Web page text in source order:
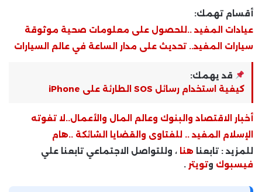
أقسام تهمك:
عيادات المفيد ..للحصول على معلومات صحية موثوقة
سيارات المفيد.. تحديث على مدار الساعة في عالم السيارات
قد يهمك:
كيفية استخدام رسائل SOS الطارئة على iPhone
أخبار الاقتصاد والبنوك وعالم المال والأعمال..لا تفوته
الإسلام المفيد .. للفتاوى والقضايا الشائكة ..هام
للمزيد : تابعنا هنا ، وللتواصل الاجتماعي تابعنا علي
فيسبوك وتويتر .